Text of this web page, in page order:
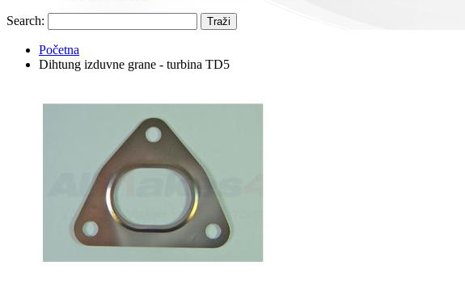
Search: Traži
Početna
Dihtung izduvne grane - turbina TD5